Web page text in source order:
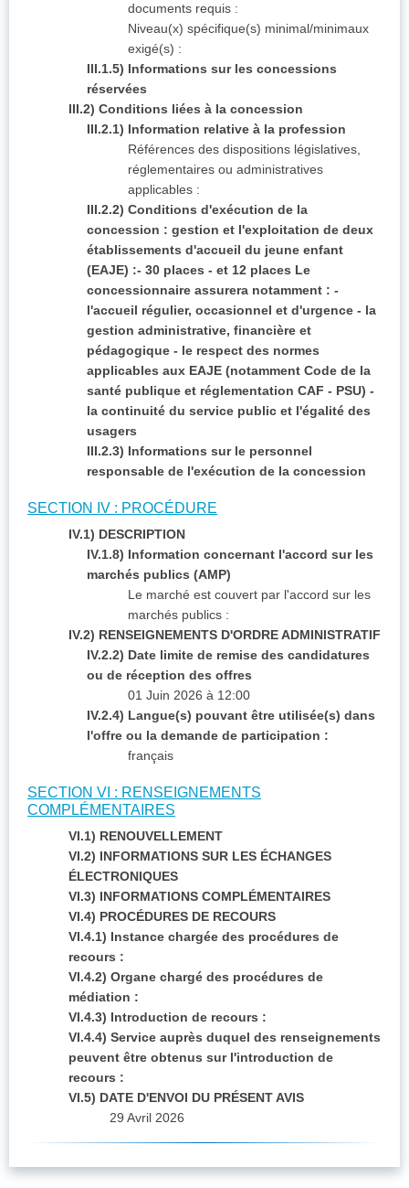
documents requis :
Niveau(x) spécifique(s) minimal/minimaux
exigé(s) :
III.1.5) Informations sur les concessions
réservées
III.2) Conditions liées à la concession
III.2.1) Information relative à la profession
Références des dispositions législatives,
réglementaires ou administratives
applicables :
III.2.2) Conditions d'exécution de la
concession : gestion et l'exploitation de deux
établissements d'accueil du jeune enfant
(EAJE) :- 30 places - et 12 places Le
concessionnaire assurera notamment : -
l'accueil régulier, occasionnel et d'urgence - la
gestion administrative, financière et
pédagogique - le respect des normes
applicables aux EAJE (notamment Code de la
santé publique et réglementation CAF - PSU) -
la continuité du service public et l'égalité des
usagers
III.2.3) Informations sur le personnel
responsable de l'exécution de la concession
SECTION IV : PROCÉDURE
IV.1) DESCRIPTION
IV.1.8) Information concernant l'accord sur les
marchés publics (AMP)
Le marché est couvert par l'accord sur les
marchés publics :
IV.2) RENSEIGNEMENTS D'ORDRE ADMINISTRATIF
IV.2.2) Date limite de remise des candidatures
ou de réception des offres
01 Juin 2026 à 12:00
IV.2.4) Langue(s) pouvant être utilisée(s) dans
l'offre ou la demande de participation :
français
SECTION VI : RENSEIGNEMENTS
COMPLÉMENTAIRES
VI.1) RENOUVELLEMENT
VI.2) INFORMATIONS SUR LES ÉCHANGES
ÉLECTRONIQUES
VI.3) INFORMATIONS COMPLÉMENTAIRES
VI.4) PROCÉDURES DE RECOURS
VI.4.1) Instance chargée des procédures de
recours :
VI.4.2) Organe chargé des procédures de
médiation :
VI.4.3) Introduction de recours :
VI.4.4) Service auprès duquel des renseignements
peuvent être obtenus sur l'introduction de
recours :
VI.5) DATE D'ENVOI DU PRÉSENT AVIS
29 Avril 2026